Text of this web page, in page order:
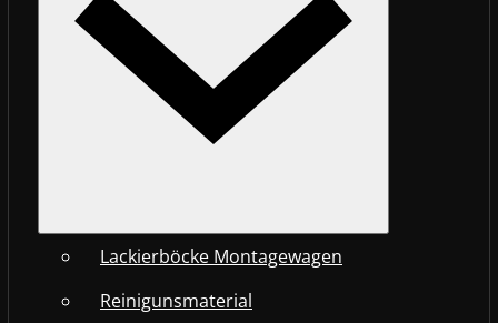
Lackierböcke Montagewagen
Reinigunsmaterial